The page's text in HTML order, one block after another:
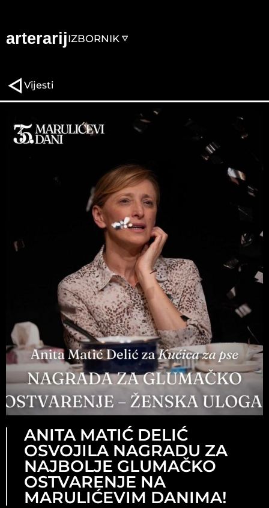
arterarijIZBORNIK
Vijesti
ANITA MATIĆ DELIĆ
OSVOJILA NAGRADU ZA
NAJBOLJE GLUMAČKO
OSTVARENJE NA
MARULIĆEVIM DANIMA!